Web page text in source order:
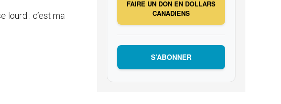
lourd : c’est ma
FAIRE UN DON EN DOLLARS
CANADIENS
S’ABONNER